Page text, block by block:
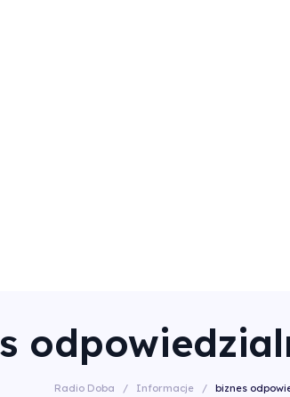
Radio Doba / Informacje / biznes